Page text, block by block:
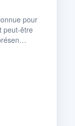
pour
peut-être